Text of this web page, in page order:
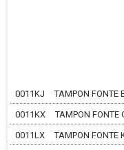
0011KJ
TAMPON FONTE
0011KX
TAMPON FONTE
0011LX
TAMPON FONTE